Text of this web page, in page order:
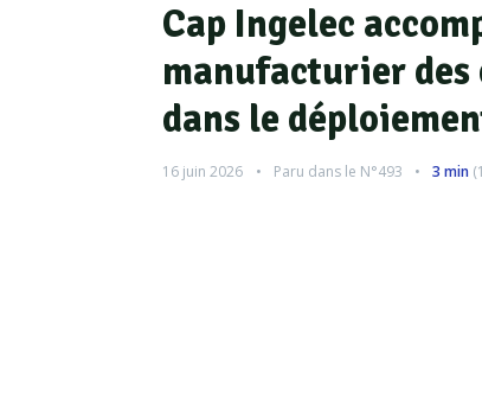
Cap Ingelec
manufacturier des
dans le
16 juin 2026 Paru dans le N°493 3 min (